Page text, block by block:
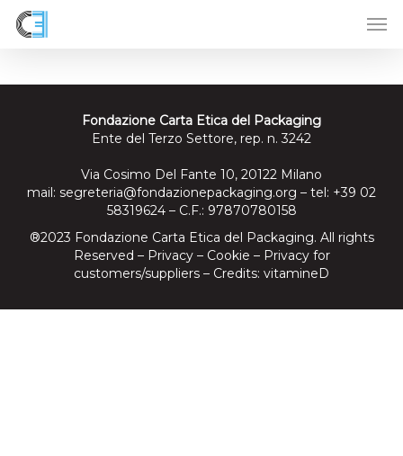
Skip
Fondazione Carta Etica del Packaging
Ente del Terzo Settore, rep. n. 3242
Via Cosimo Del Fante 10, 20122 Milano
mail: segreteria@fondazionepackaging.org – tel: +39 02
58319624 – C.F.: 97870780158
®2023 Fondazione Carta Etica del Packaging. All rights
Reserved – Privacy– Cookie – Privacy for
customers/suppliers – Credits: vitamineD